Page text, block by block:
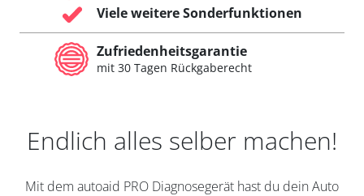
Viele weitere Sonderfunktionen
Zufriedenheitsgarantie
mit 30 Tagen Rückgaberecht
Endlich alles selber machen!
Mit dem autoaid PRO Diagnosegerät hast du dein Auto